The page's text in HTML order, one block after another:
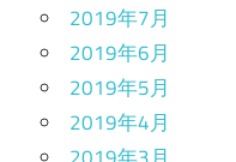
2019年7月
2019年6月
2019年5月
2019年4月